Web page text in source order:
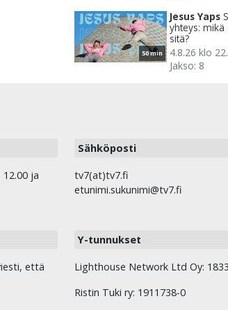
50 min
Jesus Yaps
yhteys:
sitä?
4.8.26 klo
Jakso: 8
12.00 ja
Sähköposti
tv7(at)tv7.fi
etunimi.sukunimi@tv7.fi
että
Y-tunnukset
Lighthouse Network Ltd Oy:
Ristin Tuki ry: 1911738-0